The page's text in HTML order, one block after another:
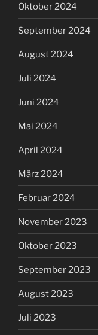
Oktober 2024
September 2024
August 2024
Juli 2024
Juni 2024
Mai 2024
April 2024
März 2024
Februar 2024
November 2023
Oktober 2023
September 2023
August 2023
Juli 2023